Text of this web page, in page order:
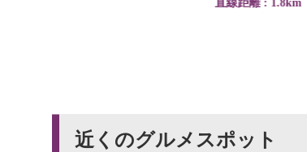
近くのグルメスポット